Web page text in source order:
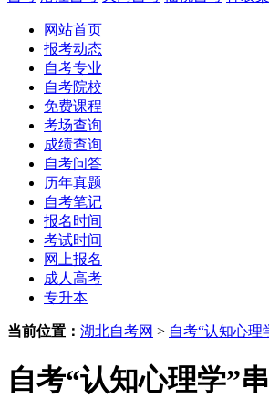
网站首页
报考动态
自考专业
自考院校
免费课程
考场查询
成绩查询
自考问答
历年真题
自考笔记
报名时间
考试时间
网上报名
成人高考
专升本
当前位置： 湖北自考网 > 自考“认知心理
自考“认知心理学”